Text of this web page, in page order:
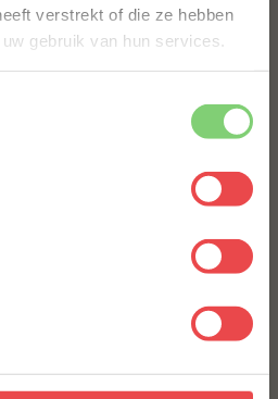
verstrekt of die ze hebben
gebruik van hun services.
Spareribs met ketting
extra dik bevleesd
€ 9,90